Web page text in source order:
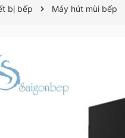
bị bếp Máy hút mùi bếp